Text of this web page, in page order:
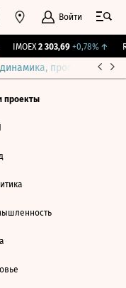
Войти
IMOEX 2 303,69 +0,78%↑
прогнозы
проекты